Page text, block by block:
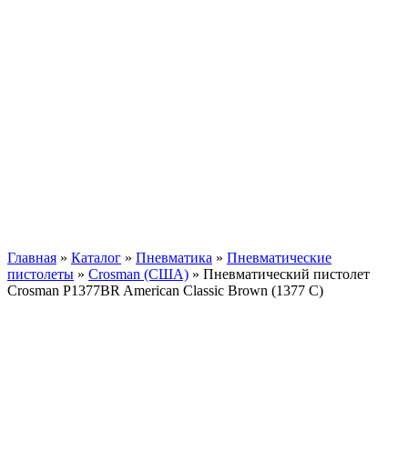
Главная » Каталог » Пневматика » Пневматические
пистолеты » Crosman (США) » Пневматический пистолет
Crosman P1377BR American Classic Brown (1377 C)